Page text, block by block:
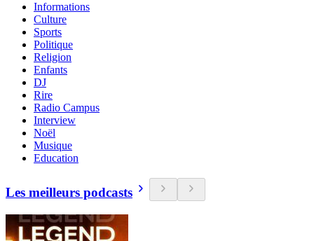
Informations
Culture
Sports
Politique
Religion
Enfants
DJ
Rire
Radio Campus
Interview
Noël
Musique
Education
Les meilleurs podcasts